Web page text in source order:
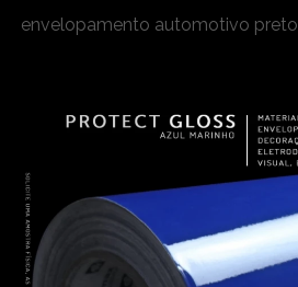
envelopamento automotivo preto